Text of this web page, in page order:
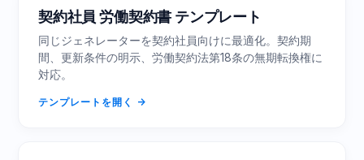
契約社員 労働契約書 テンプレート
同じジェネレーターを契約社員向けに最適化。契約期
間、更新条件の明示、労働契約法第18条の無期転換権に
対応。
テンプレートを開く